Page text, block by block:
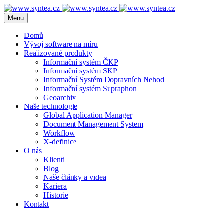
Menu
Domů
Vývoj software na míru
Realizované produkty
Informační systém ČKP
Informační systém SKP
Informační Systém Dopravních Nehod
Informační systém Supraphon
Geoarchiv
Naše technologie
Global Application Manager
Document Management System
Workflow
X-definice
O nás
Klienti
Blog
Naše články a videa
Kariera
Historie
Kontakt